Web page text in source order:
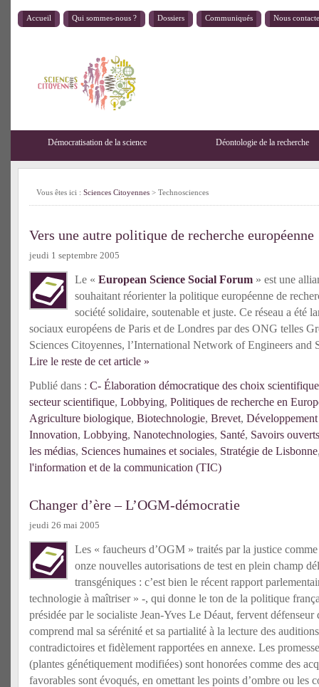
Accueil Qui sommes-nous ? Dossiers Communiqués Nous
Démocratisation de la science Déontologie de la recherche
Vous êtes ici : Sciences Citoyennes > Technosciences
Vers une autre politique de recherche européenne
jeudi 1 septembre 2005
Le « European Science Social Forum » est une
souhaitant réorienter la politique européenne de
société solidaire, soutenable et juste. Ce réseau a été
sociaux européens de Paris et de Londres par des ONG telles
Sciences Citoyennes, l’International Network of Engineers and
Lire le reste de cet article »
Publié dans : C- Élaboration démocratique des choix
secteur scientifique, Lobbying, Politiques de recherche en
Agriculture biologique, Biotechnologie, Brevet,
Innovation, Lobbying, Nanotechnologies, Santé, Savoirs ouverts
les médias, Sciences humaines et sociales, Stratégie de Lisbonne
l'information et de la communication (TIC)
Changer d’ère – L’OGM-démocratie
jeudi 26 mai 2005
Les « faucheurs d’OGM » traités par la justice comme
onze nouvelles autorisations de test en plein champ
transgéniques : c’est bien le récent rapport
technologie à maîtriser » -, qui donne le ton de la politique
présidée par le socialiste Jean-Yves Le Déaut, fervent
comprend mal sa sérénité et sa partialité à la lecture des
contradictoires et fidèlement rapportées en annexe. Les
(plantes génétiquement modifiées) sont honorées comme des
favorables sont évoqués, en omettant les points d’ombre ou les